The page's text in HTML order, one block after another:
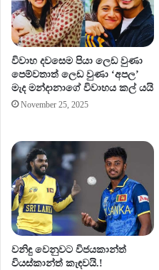
විවාහ දවසෙම පියා ලෙඩ වුණා
පෙම්වතාත් ලෙඩ වුණා ‘අපල’
මැද මන්දානාගේ විවාහය කල් යයි
November 25, 2025
වනිඳු වෙනුවට විජයකාන්ත්
වියස්කාන්ත් කැඳවයි.!